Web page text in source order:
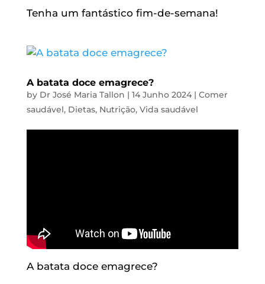
Tenha um fantástico fim-de-semana!
A batata doce emagrece?
by Dr José Maria Tallon | 14 Junho 2024| Comer
saudável, Dietas, Nutrição, Vida saudável
A batata doce emagrece?